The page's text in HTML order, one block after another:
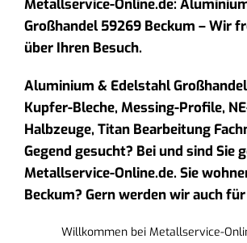
Metallservice-Online.de:
Großhandel 59269 Beckum – Wir
über Ihren Besuch.
Aluminium & Edelstahl
Kupfer-Bleche, Messing-Profile,
Halbzeuge, Titan Bearbeitung
Gegend gesucht? Bei und sind Sie
Metallservice-Online.de. Sie
Beckum? Gern werden wir auch
Willkommen bei Metallservice-